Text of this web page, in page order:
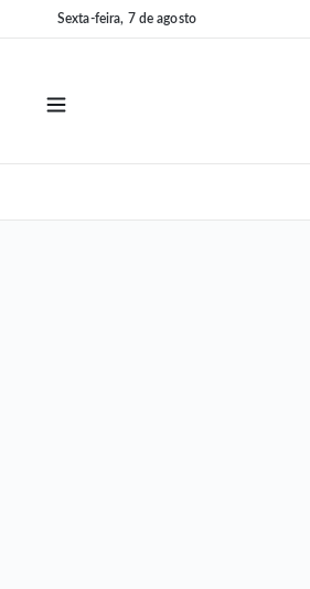
para
para
Sexta-feira, 7 de agosto